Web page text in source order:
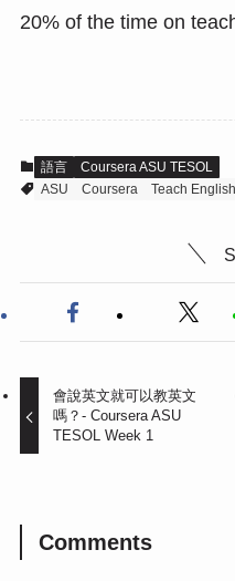
20% of the time on
語言
Coursera ASU TESOL
ASU
Coursera Teach
會說英文就可以教英文
嗎？- Coursera ASU
TESOL Week 1
Comments